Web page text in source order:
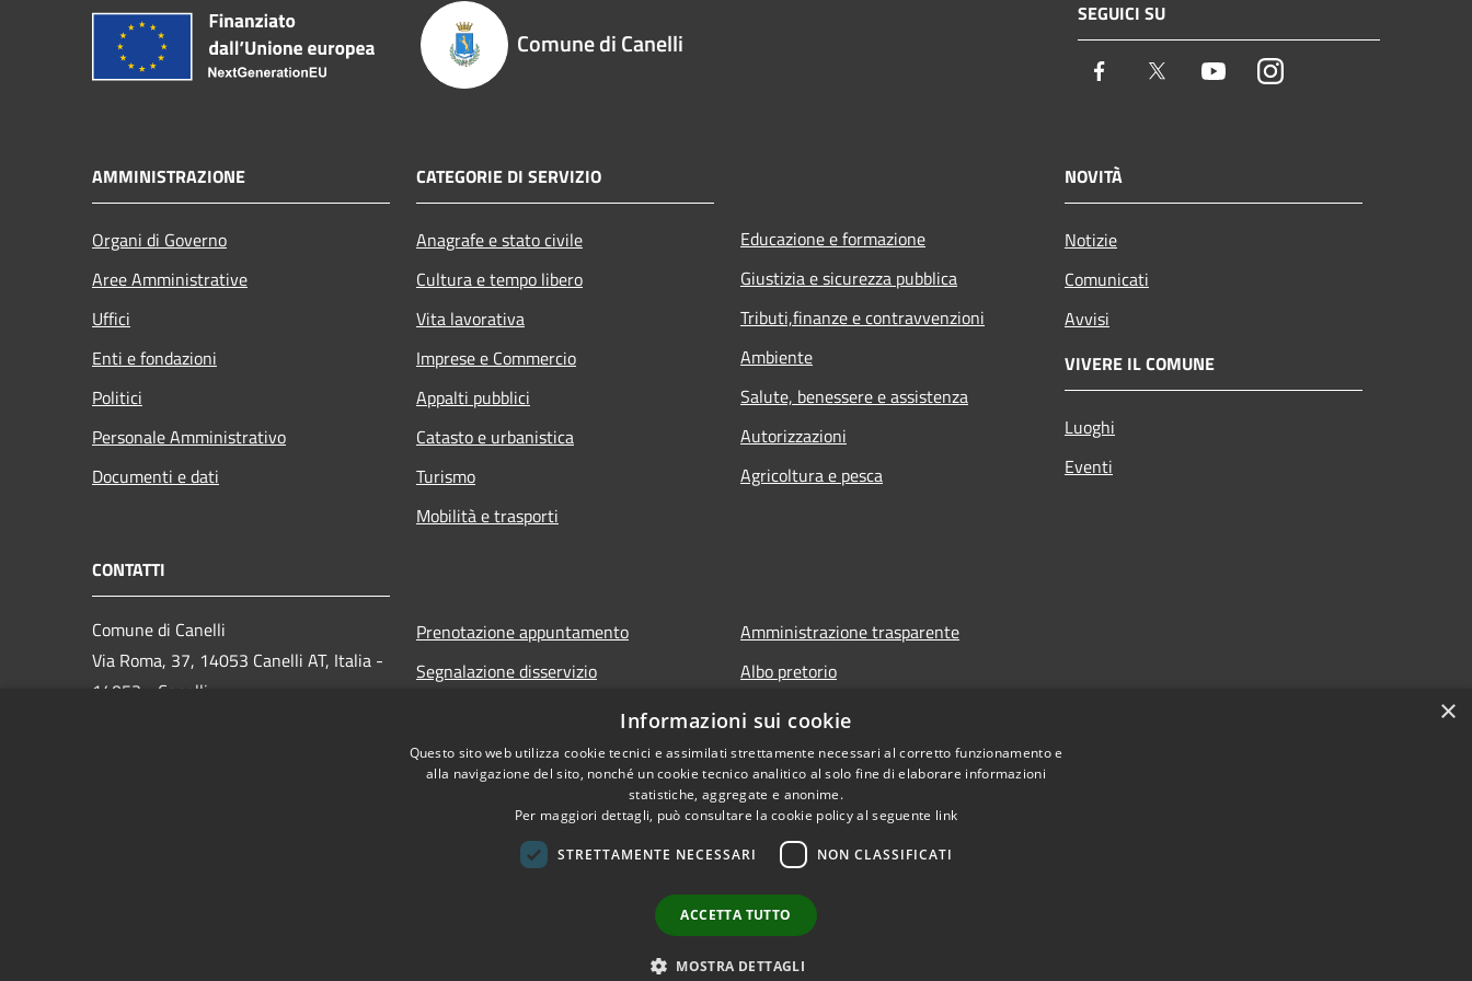
Comune di Canelli
SEGUICI SU
Facebook Twitter YoutubeInstagram
AMMINISTRAZIONE
Organi di Governo
Aree Amministrative
Uffici
Enti e fondazioni
Politici
Personale Amministrativo
Documenti e dati
CATEGORIE DI SERVIZIO
Anagrafe e stato civile
Cultura e tempo libero
Vita lavorativa
Imprese e Commercio
Appalti pubblici
Catasto e urbanistica
Turismo
Mobilità e trasporti
Educazione e formazione
Giustizia e sicurezza pubblica
Tributi,finanze e contravvenzioni
Ambiente
Salute, benessere e assistenza
Autorizzazioni
Agricoltura e pesca
NOVITÀ
Notizie
Comunicati
Avvisi
VIVERE IL COMUNE
Luoghi
Eventi
CONTATTI
Comune di Canelli
Via Roma, 37, 14053 Canelli AT, Italia -
14053 - Canelli
Prenotazione appuntamento
Segnalazione disservizio
Richiesta assistenza
Amministrazione trasparente
Albo pretorio
Informativa privacy
Note legali
Dichiarazione di accessibilità
Copyright © 2026 • Comune di Canelli • Powered by
×
Informazioni sui cookie
Questo sito web utilizza cookie tecnici e assimilati strettamente necessari al corretto funzionamento e
alla navigazione del sito, nonché un cookie tecnico analitico al solo fine di elaborare informazioni
statistiche, aggregate e anonime.
Per maggiori dettagli, può consultare la cookie policy al seguente link
STRETTAMENTE NECESSARI NON CLASSIFICATI
ACCETTA TUTTO
MOSTRA DETTAGLI